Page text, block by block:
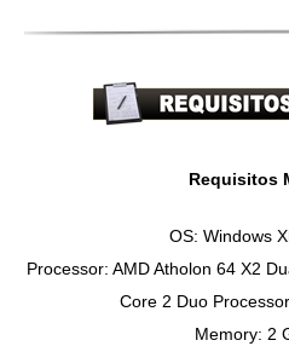
Requisitos
OS: Windows
Processor: AMD Atholon 64 X2
Core 2 Duo
Memory: 2